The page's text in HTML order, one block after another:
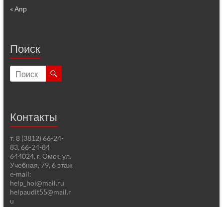
« Апр
Поиск
Контакты
т. 8 (3812) 66-24-
83, 66-24-84
644024, г. Омск, ул.
Учебная, 79, 6 этаж
e-mail:
help_hoi@mail.ru
helpaudit55@mail.r
u